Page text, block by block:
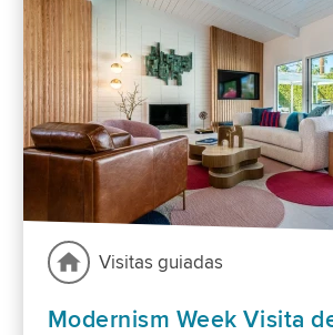
Visitas guiadas
Modernism Week Visita